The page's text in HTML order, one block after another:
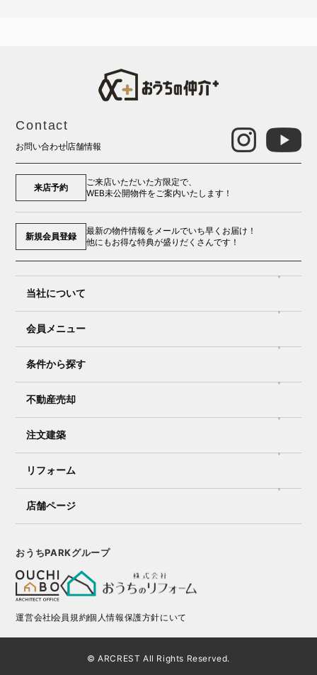
Contact
お問い合わせ店舗情報
来店予約
ご来店いただいた方限定で、
WEB未公開物件をご案内いたします！
新規会員登録
最新の物件情報をメールでいち早くお届け！
他にもお得な特典が盛りだくさんです！
当社について
会員メニュー
条件から探す
不動産売却
注文建築
リフォーム
店舗ページ
おうちPARKグループ
運営会社会員規約個人情報保護方針にいて
© ARCREST All Rights Reserved.